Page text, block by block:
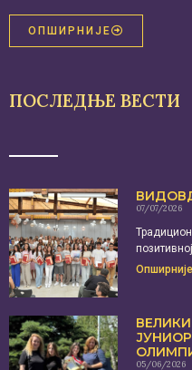
ОПШИРНИЈЕ
ПОСЛЕДЊЕ ВЕСТИ
07/07/2026
05/06/2026